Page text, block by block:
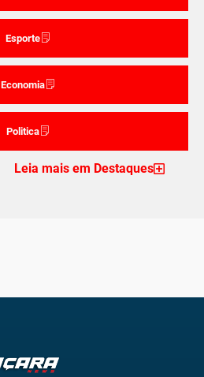
Esporte
Economia
Politica
Leia mais em Destaques